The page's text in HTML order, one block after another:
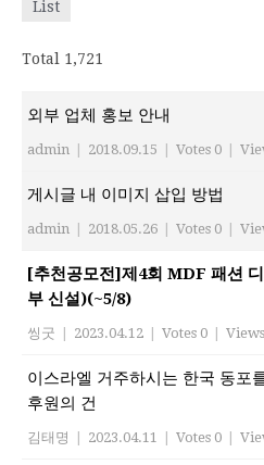
List
Total 1,721
외부 업체 홍보 안내
admin 2018.09.15 Votes 0
게시글 내 이미지 삽입 방법
admin 2018.05.26 Votes 0
[추천공모전]제4회 MDF 패션
부 신설)(~5/8)
씽굿 2023.04.12 Votes 0
이스라엘 거주하시는 한국 동포
후원의 건
김태명 2023.04.11 Votes 0